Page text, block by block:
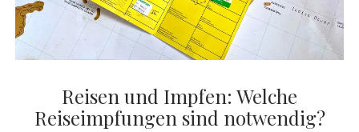
PRESSE & MEDIEN
MEDIADATEN
twitterfacebookpinterest
youtubeinstagram
Reisen und Impfen: Welche
Reiseimpfungen sind notwendig?